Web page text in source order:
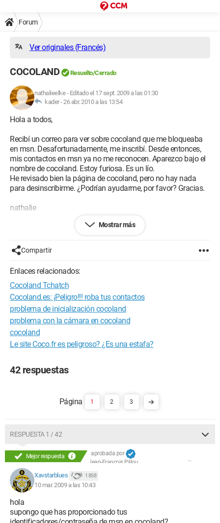
Forum
Ver originales (Francés)
COCOLAND Resuelto/Cerrado
nathalieelke- Editado el 17 sept. 2009 a las 01:30
kader -26 abr. 2010 a las 13:54
Hola a todos,
Recibí un correo para ver sobre cocoland que me bloqueaba
en msn. Desafortunadamente, me inscribí. Desde entonces,
mis contactos en msn ya no me reconocen. Aparezco bajo el
nombre de cocoland. Estoy furiosa. Es un lío.
He revisado bien la página de cocoland, pero no hay nada
para desinscribirme. ¿Podrían ayudarme, por favor? Gracias.
nathalie
Windows XP Firefox 3.0.7
Mostrar más
Compartir
Enlaces relacionados:
Cocoland Tchatch
Cocoland.es: ¡Peligro!!! roba tus contactos
problema de inicialización cocoland
problema con la cámara en cocoland
cocoland
Le site Coco.fr es peligroso? ¿Es una estafa?
42 respuestas
1 2 3
RESPUESTA 1 / 42
Mejor respuesta
aprobada por
Jean-François Pillou
Xavstarblues 1 858
10 mar. 2009 a las 10:43
hola
supongo que has proporcionado tus